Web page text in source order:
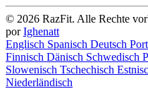
© 2026 RazFit. Alle Rechte
porIghenatt
Englisch Spanisch Deutsch
Finnisch Dänisch Schwedisch
Slowenisch Tschechisch
Niederländisch